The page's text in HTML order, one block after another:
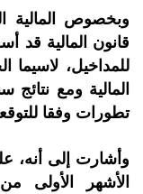
وبخصوص المالية
للمداخيل، لاسيما
تطورات وفقا
وأشارت إلى أنه،
الأشهر الأولى